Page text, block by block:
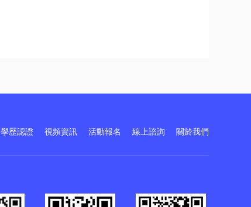
學歷認證 視頻資訊 活動報名 線上諮詢 關於我們